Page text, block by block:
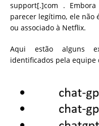
support[.]com .
parecer legítimo, ele não
ou associado à Netflix.
Aqui estão alguns
identificados pela equipe